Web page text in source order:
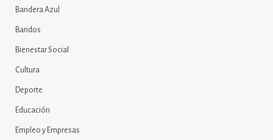
Bandera Azul
Bandos
Bienestar Social
Cultura
Deporte
Educación
Empleo y Empresas